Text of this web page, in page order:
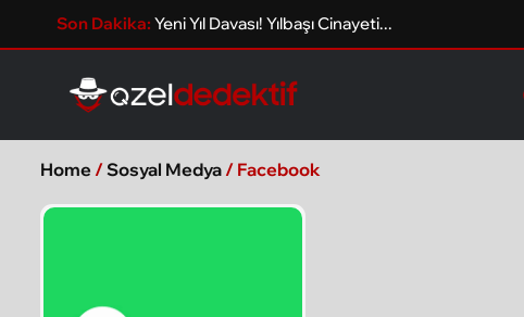
Son Dakika: Yeni Yıl Davası! Yılbaşı Cinayeti...
Home /Sosyal Medya / Facebook